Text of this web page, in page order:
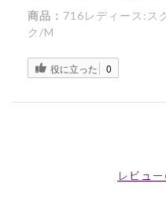
商品： 716レディース:ス
ク/M
役に立った 0
レビュ